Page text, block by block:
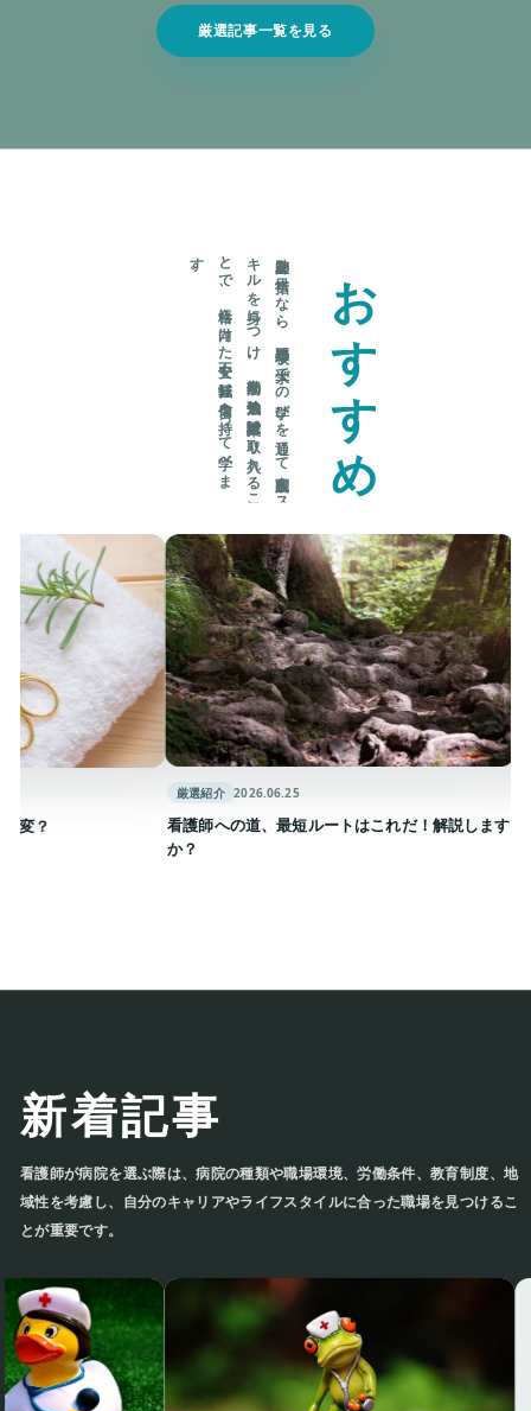
厳選記事一覧を見る
おすすめ
助産師を
目指す
な
ら
、
専門学校や
大学で
の
学び
を
通じ
て
実践的な
ス
キ
ル
を
身に
つ
け
、
効率的な
勉強法や
試験対策を
取り
入れ
る
こ
と
で
、
合格に
向け
た
不安を
軽減し
自信を
持っ
て
学べ
ま
す
。
2026.06.25
看護師への道、最短ルートはこれだ！解説します 看護師へ
新着記事
看護師が病院を選ぶ際は、病院の種類や職場環境、労働条件、教育制度、
地域性を考慮し、自分のキャリアやライフスタイルに合った職場を見つけ
ることが重要です。